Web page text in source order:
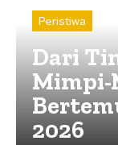
Peristiwa
Dari
Mimpi-
2026